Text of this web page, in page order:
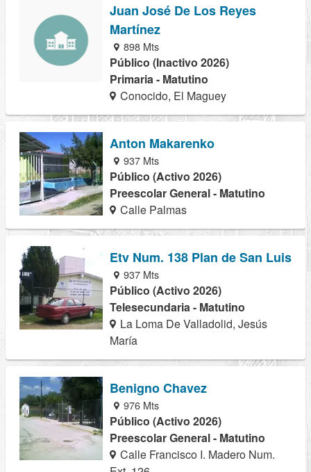
Juan José De Los Reyes
Martínez
898 Mts
Público (Inactivo 2026)
Primaria - Matutino
Conocido, El Maguey
Anton Makarenko
937 Mts
Público (Activo 2026)
Preescolar General - Matutino
Calle Palmas
Etv Num. 138 Plan de San Luis
937 Mts
Público (Activo 2026)
Telesecundaria - Matutino
La Loma De Valladolid, Jesús
María
Benigno Chavez
976 Mts
Público (Activo 2026)
Preescolar General - Matutino
Calle Francisco I. Madero Num.